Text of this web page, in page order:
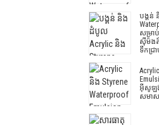
បង្គន់
សម្រ
ស៊ីម៉ងត៍
ទឹកជ្រ
អ៊ីសូឡង់
សមាស